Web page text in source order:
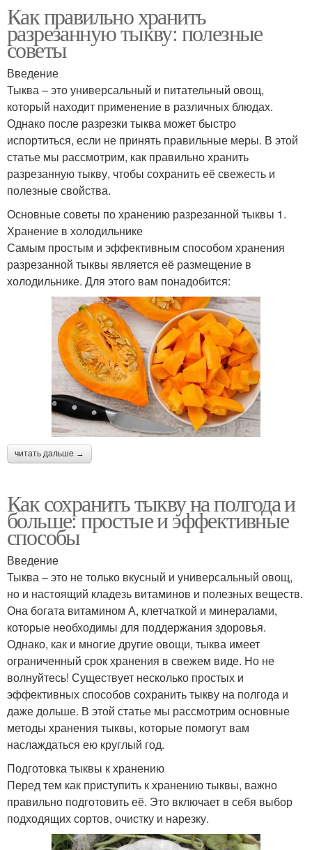
Как правильно хранить
разрезанную тыкву: полезные
советы
Введение
Тыква – это универсальный и питательный овощ,
который находит применение в различных блюдах.
Однако после разрезки тыква может быстро
испортиться, если не принять правильные меры. В этой
статье мы рассмотрим, как правильно хранить
разрезанную тыкву, чтобы сохранить её свежесть и
полезные свойства.
Основные советы по хранению разрезанной тыквы 1.
Хранение в холодильнике
Самым простым и эффективным способом хранения
разрезанной тыквы является её размещение в
холодильнике. Для этого вам понадобится:
читать дальше →
Как сохранить тыкву на полгода и
больше: простые и эффективные
способы
Введение
Тыква – это не только вкусный и универсальный овощ,
но и настоящий кладезь витаминов и полезных веществ.
Она богата витамином А, клетчаткой и минералами,
которые необходимы для поддержания здоровья.
Однако, как и многие другие овощи, тыква имеет
ограниченный срок хранения в свежем виде. Но не
волнуйтесь! Существует несколько простых и
эффективных способов сохранить тыкву на полгода и
даже дольше. В этой статье мы рассмотрим основные
методы хранения тыквы, которые помогут вам
наслаждаться ею круглый год.
Подготовка тыквы к хранению
Перед тем как приступить к хранению тыквы, важно
правильно подготовить её. Это включает в себя выбор
подходящих сортов, очистку и нарезку.